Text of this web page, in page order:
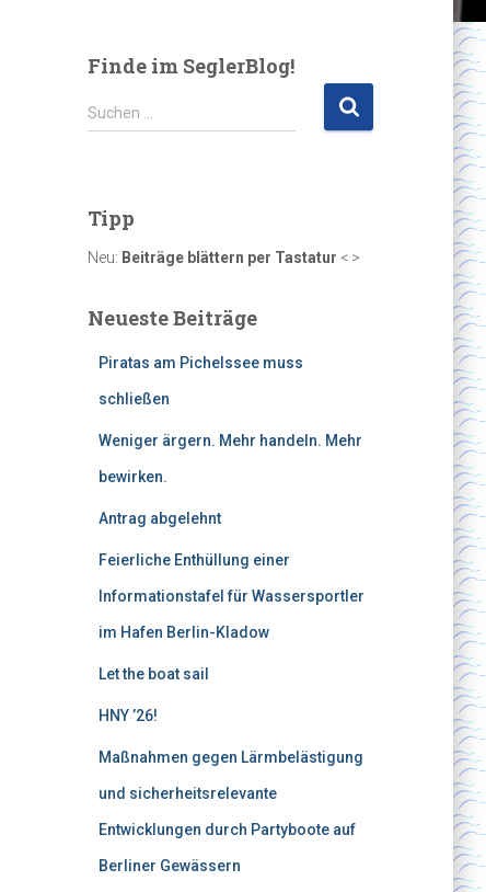
Finde im SeglerBlog!
S
u
n
n
h
Suchen …
Tipp
Neu: Beiträge blättern per Tastatur < >
Neueste Beiträge
Piratas am Pichelssee muss
schließen
Weniger ärgern. Mehr handeln. Mehr
bewirken.
Antrag abgelehnt
Feierliche Enthüllung einer
Informationstafel für Wassersportler
im Hafen Berlin-Kladow
Let the boat sail
HNY ’26!
Maßnahmen gegen Lärmbelästigung
und sicherheitsrelevante
Entwicklungen durch Partyboote auf
Berliner Gewässern